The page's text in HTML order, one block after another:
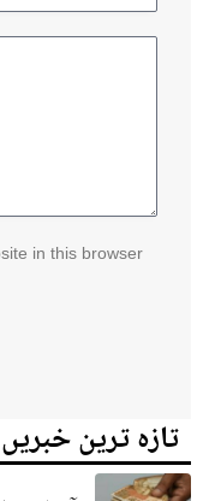
in this browser
تازہ ترین خبریں